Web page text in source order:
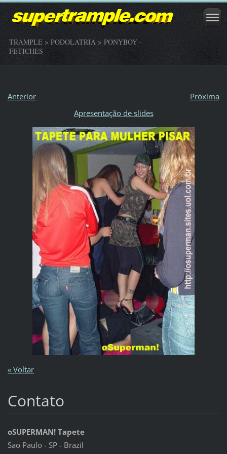
TRAMPLE > PODOLATRIA > PONYBOY -
FETICHES
Anterior
Próxima
Apresentação de slides
« Voltar
Contato
oSUPERMAN! Tapete
Sao Paulo - SP - Brazil